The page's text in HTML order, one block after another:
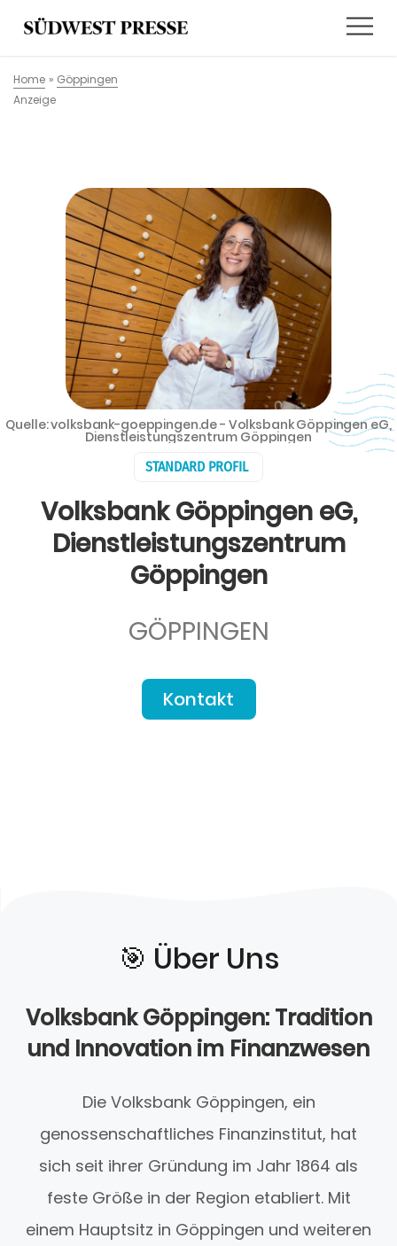
Home » Göppingen
Anzeige
STANDARD PROFIL
Volksbank Göppingen eG,
Dienstleistungszentrum
Göppingen
GÖPPINGEN
Kontakt
Quelle: volksbank-goeppingen.de - Volksbank Göppingen eG,
Dienstleistungszentrum Göppingen
🎯️ Über Uns
Volksbank Göppingen: Tradition
und Innovation im Finanzwesen
Die Volksbank Göppingen, ein
genossenschaftliches Finanzinstitut, hat
sich seit ihrer Gründung im Jahr 1864 als
feste Größe in der Region etabliert. Mit
einem Hauptsitz in Göppingen und weiteren